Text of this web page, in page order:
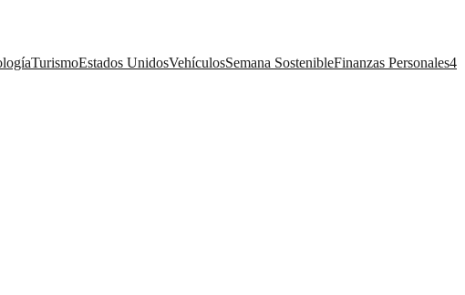
TurismoEstados UnidosVehículosSemana SostenibleFinanzas Personales4